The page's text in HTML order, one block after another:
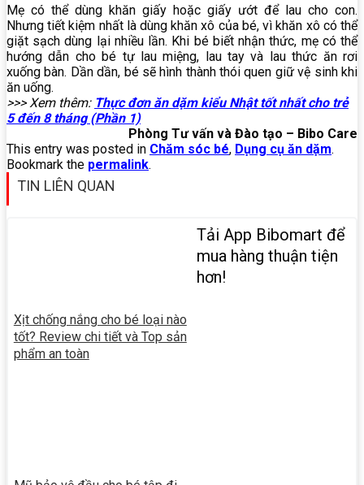
Mẹ có thể dùng khăn giấy hoặc giấy ướt để lau cho con.
Nhưng tiết kiệm nhất là dùng khăn xô của bé, vì khăn xô có thể
giặt sạch dùng lại nhiều lần. Khi bé biết nhận thức, mẹ có thể
hướng dẫn cho bé tự lau miệng, lau tay và lau thức ăn rơi
xuống bàn. Dần dần, bé sẽ hình thành thói quen giữ vệ sinh khi
ăn uống.
>>> Xem thêm: Thực đơn ăn dặm kiểu Nhật tốt nhất cho trẻ
5 đến 8 tháng (Phần 1)
Phòng Tư vấn và Đào tạo – Bibo Care
This entry was posted in Chăm sóc bé, Dụng cụ ăn dặm.
Bookmark the permalink.
TIN LIÊN QUAN
Xịt chống nắng cho bé loại nào
tốt? Review chi tiết và Top sản
phẩm an toàn
Tải App Bibomart để
mua hàng thuận tiện
hơn!